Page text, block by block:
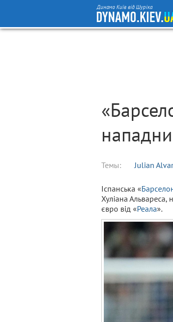
Динамо Київ від Шуріка
Темы: Julian
Іспанська «
Хуліана
євро від «Реала».